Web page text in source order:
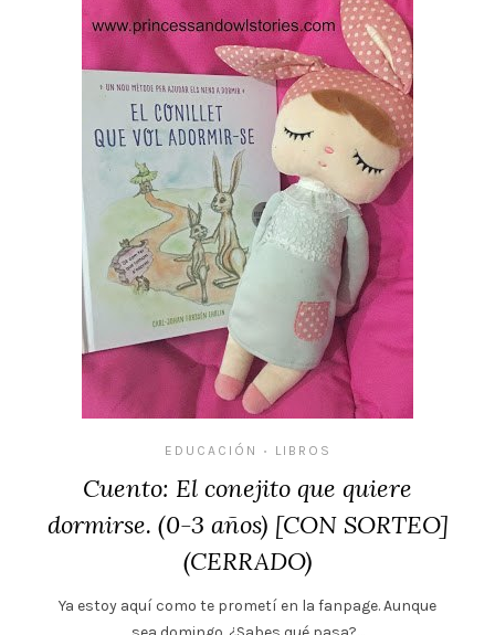
EDUCACIÓN • LIBROS
Cuento: El conejito que quiere
dormirse. (0-3 años) [CON SORTEO]
(CERRADO)
Ya estoy aquí como te prometí en la fanpage. Aunque